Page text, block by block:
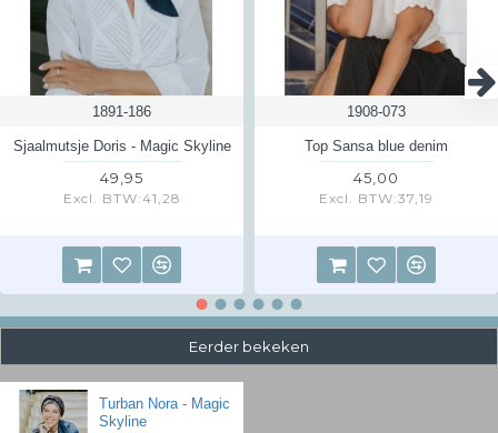
Track&Trace of verzendbewijs dan betalen wij de retourkosten wel
helemaal. Zo betalen wij voor iedere klant die een retour instuurt via
ons antwoordnummer het zelfde bedrag. Wil je dus een verzendbewijs
of Track&Trace als bewijsje dat je het verzonden hebt dan kost dat
vanuit Nederland € 3,50 en vanuit België € 4,50
1891-186
Sjaalmutsje Doris - Magic Skyline
49,95
Excl. BTW:41,28
1908-073
Top Sansa blue denim
45,00
Excl. BTW:37,19
Eerder bekeken
Turban Nora - Magic
Skyline